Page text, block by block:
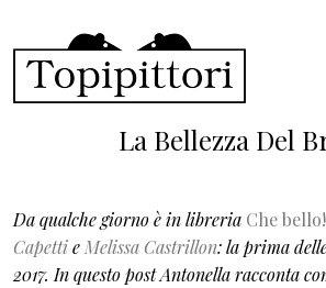
La Bellezza Del
Da qualche giorno è in libreria Che bello!
Capettie Melissa Castrillon: la prima
2017. In questo post Antonella racconta